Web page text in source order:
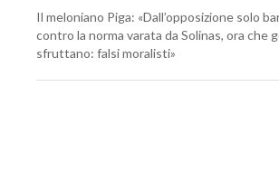
Il meloniano Piga: «Dall’opposizione solo
contro la norma varata da Solinas, ora che
sfruttano: falsi moralisti»